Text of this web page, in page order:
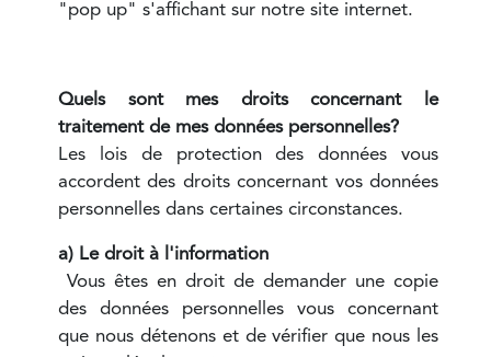
"pop up" s'affichant sur notre site internet.
Quels sont mes droits concernant le
traitement de mes données personnelles?
Les lois de protection des données vous
accordent des droits concernant vos données
personnelles dans certaines circonstances.
a) Le droit à l'information
Vous êtes en droit de demander une copie
des données personnelles vous concernant
que nous détenons et de vérifier que nous les